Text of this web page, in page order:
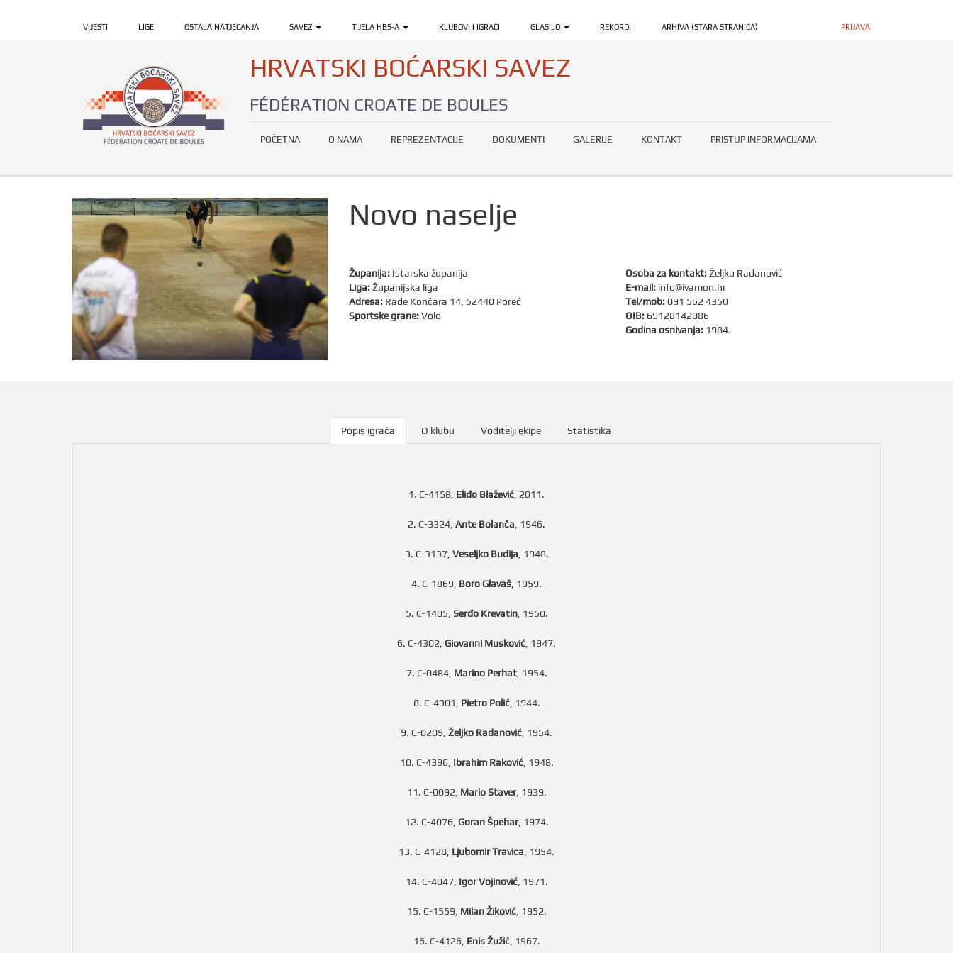
VIJESTI LIGE OSTALA NATJECANJA SAVEZ TIJELA HBS-A KLUBOVI I IGRAČI GLASILO REKORDI ARHIVA (STARA STRANICA) PRIJAVA
HRVATSKI BOĆARSKI SAVEZ
FÉDÉRATION CROATE DE BOULES
POČETNA O NAMA REPREZENTACIJE DOKUMENTI GALERIJE KONTAKT PRISTUP INFORMACIJAMA
Novo naselje
Županija: Istarska županija
Liga:Županijska liga
Adresa: Rade Končara 14, 52440 Poreč
Sportske grane:Volo
Osoba za kontakt:Željko Radanović
E-mail: info@ivamon.hr
Tel/mob:091 562 4350
OIB: 69128142086
Godina osnivanja: 1984.
Popis igrača O klubu Voditelji ekipe Statistika
1. C-4158, Eliđo Blažević , 2011.
2. C-3324, Ante Bolanča , 1946.
3. C-3137, Veseljko Budija , 1948.
4. C-1869, Boro Glavaš , 1959.
5. C-1405, Serđo Krevatin, 1950.
6. C-4302, Giovanni Musković , 1947.
7. C-0484, Marino Perhat, 1954.
8. C-4301, Pietro Polić, 1944.
9. C-0209, Željko Radanović , 1954.
10. C-4396, Ibrahim Raković, 1948.
11. C-0092, Mario Staver, 1939.
12. C-4076, Goran Špehar, 1974.
13. C-4128, Ljubomir Travica , 1954.
14. C-4047, Igor Vojinović, 1971.
15. C-1559, Milan Žiković, 1952.
16. C-4126, Enis Žužić, 1967.